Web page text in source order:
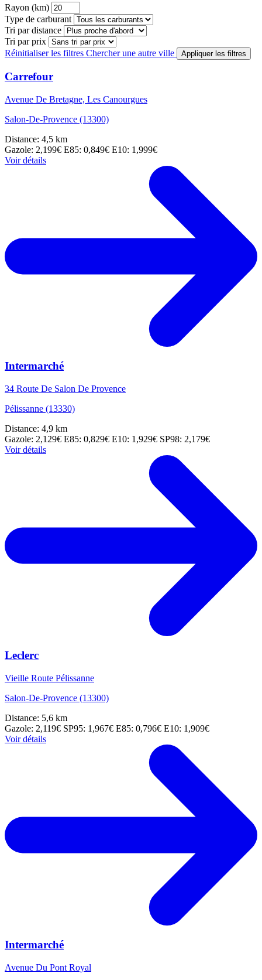
Rayon (km)
Type de carburant
Tri par distance
Tri par prix
Réinitialiser les filtres Chercher une autre ville Appliquer les filtres
Carrefour
Avenue De Bretagne, Les Canourgues
Salon-De-Provence (13300)
Distance: 4,5 km
Gazole: 2,199€ E85: 0,849€ E10: 1,999€
Voir détails
Intermarché
34 Route De Salon De Provence
Pélissanne (13330)
Distance: 4,9 km
Gazole: 2,129€ E85: 0,829€ E10: 1,929€ SP98: 2,179€
Voir détails
Leclerc
Vieille Route Pélissanne
Salon-De-Provence (13300)
Distance: 5,6 km
Gazole: 2,119€ SP95: 1,967€ E85: 0,796€ E10: 1,909€
Voir détails
Intermarché
Avenue Du Pont Royal